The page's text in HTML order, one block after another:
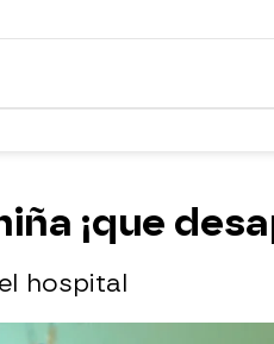
¡que
hospital